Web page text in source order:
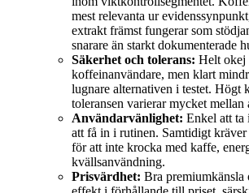
mest relevanta ur
extrakt främst fungerar som
snarare än starkt dokumenterade
Säkerhet och tolerans: Helt okej
koffeinanvändare, men klart
lugnare alternativen i testet. Högt
toleransen varierar mycket mellan
Användarvänlighet: Enkel att ta
att få in i rutinen. Samtidigt
för att inte krocka med kaffe,
kvällsanvändning.
Prisvärdhet: Bra premiumkänsla